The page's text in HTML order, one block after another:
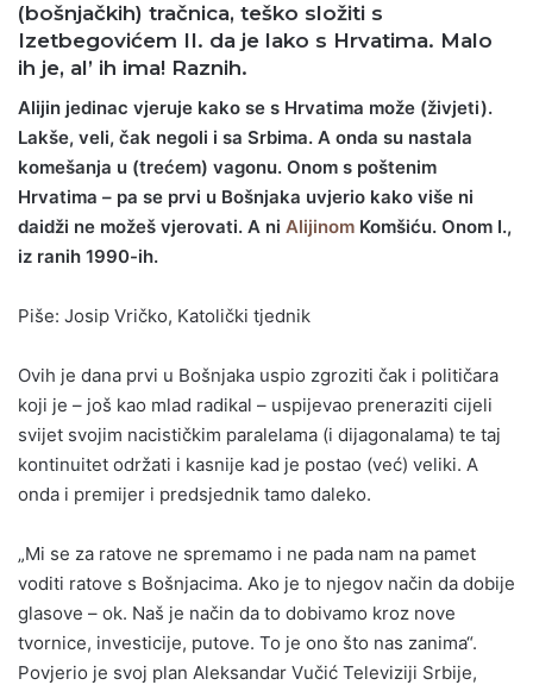
(bošnjačkih) tračnica, teško složiti s
Izetbegovićem II. da je lako s Hrvatima. Malo
ih je, al’ ih ima! Raznih.
Alijin jedinac vjeruje kako se s Hrvatima može (živjeti).
Lakše, veli, čak negoli i sa Srbima. A onda su nastala
komešanja u (trećem) vagonu. Onom s poštenim
Hrvatima – pa se prvi u Bošnjaka uvjerio kako više ni
daidži ne možeš vjerovati. A ni Alijinom Komšiću. Onom I.,
iz ranih 1990-ih.
Piše: Josip Vričko, Katolički tjednik
Ovih je dana prvi u Bošnjaka uspio zgroziti čak i političara
koji je – još kao mlad radikal – uspijevao preneraziti cijeli
svijet svojim nacističkim paralelama (i dijagonalama) te taj
kontinuitet održati i kasnije kad je postao (već) veliki. A
onda i premijer i predsjednik tamo daleko.
„Mi se za ratove ne spremamo i ne pada nam na pamet
voditi ratove s Bošnjacima. Ako je to njegov način da dobije
glasove – ok. Naš je način da to dobivamo kroz nove
tvornice, investicije, putove. To je ono što nas zanima“.
Povjerio je svoj plan Aleksandar Vučić Televiziji Srbije,